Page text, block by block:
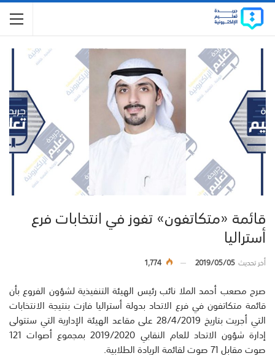
قائمة «متكاتفون» تفوز في انتخابات فرع
أستراليا
أخر تحديث2019/05/05
1,774
صرح مصعب أحمد الملا نائب رئيس الهيئة التنفيذية لشؤون الفروع بأن
قائمة متكاتفون في فرع الاتحاد بدولة أستراليا فازت بنتيجة الانتخابات
التي أجريت بتاريخ 28/4/2019 على مقاعد الهيئة الإدارية التي ستتولى
إدارة شؤون الاتحاد للعام النقابي 2019/2020 بمجموع أصوات 121
صوت مقابل 71 صوت لقائمة الريادة الطلابية.